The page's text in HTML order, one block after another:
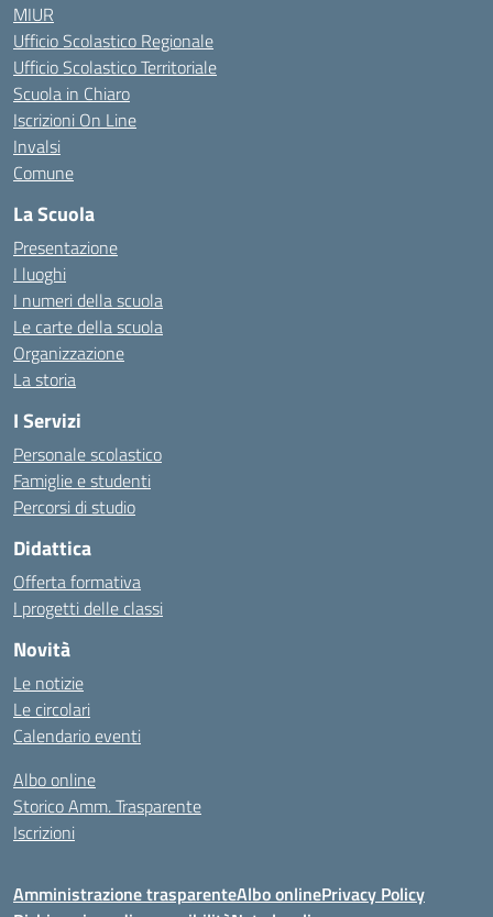
MIUR
Ufficio Scolastico Regionale
Ufficio Scolastico Territoriale
Scuola in Chiaro
Iscrizioni On Line
Invalsi
Comune
La Scuola
Presentazione
I luoghi
I numeri della scuola
Le carte della scuola
Organizzazione
La storia
I Servizi
Personale scolastico
Famiglie e studenti
Percorsi di studio
Didattica
Offerta formativa
I progetti delle classi
Novità
Le notizie
Le circolari
Calendario eventi
Albo online
Storico Amm. Trasparente
Iscrizioni
Amministrazione trasparenteAlbo onlinePrivacy Policy